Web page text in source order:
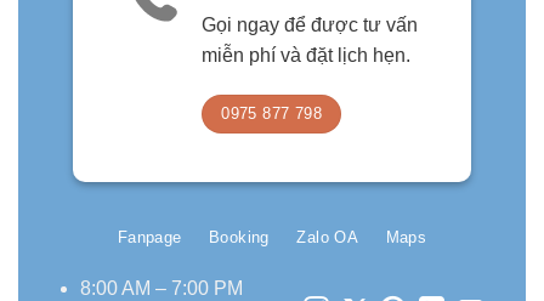
Gọi ngay để được tư vấn
miễn phí và đặt lịch hẹn.
0975 877 798
8:00 AM – 7:00 PM
Fanpage Booking Zalo OA Maps